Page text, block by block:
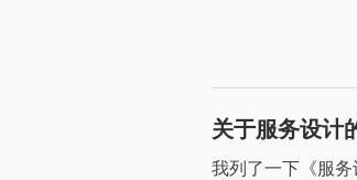
关于服务设计
我列了一下《服